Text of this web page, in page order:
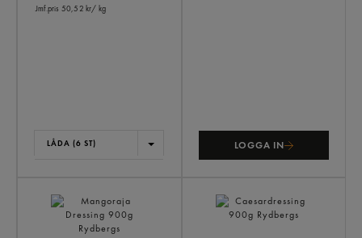
Jmf.pris 50,52 kr/ kg
LÅDA (6 ST) LOGGA IN